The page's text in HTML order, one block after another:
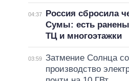
04:37
Россия сбросила
Сумы: есть
ТЦ и многоэтажки
03:59 Затмение Солнца
производство